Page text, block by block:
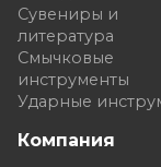
Сувениры и
литература
Смычковые
инструменты
Ударные
Компания